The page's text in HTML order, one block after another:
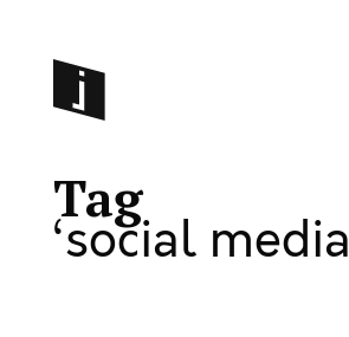
Tag
social media